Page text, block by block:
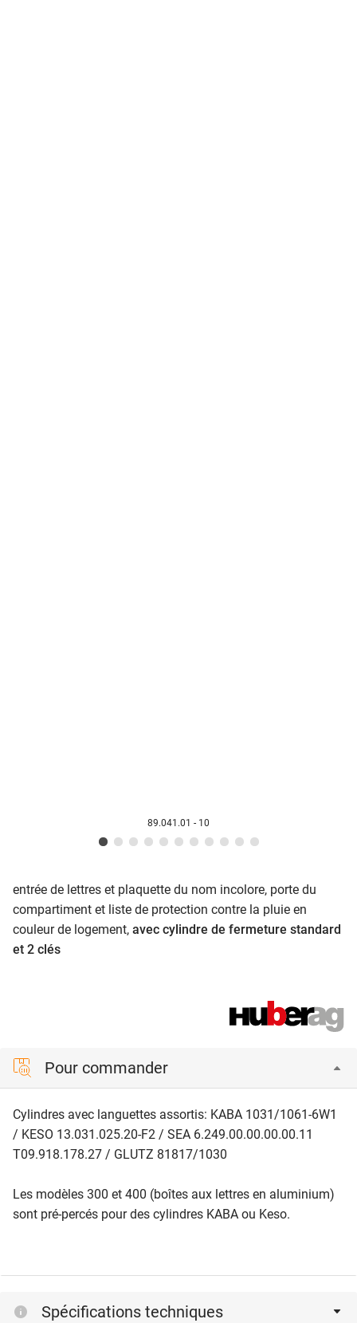
89.041.01 - 10
entrée de lettres et plaquette du nom incolore, porte du
compartiment et liste de protection contre la pluie en
couleur de logement, avec cylindre de fermeture standard
et 2 clés
Pour commander
Cylindres avec languettes assortis: KABA 1031/1061-6W1
/ KESO 13.031.025.20-F2 / SEA 6.249.00.00.00.00.11
T09.918.178.27 / GLUTZ 81817/1030
Les modèles 300 et 400 (boîtes aux lettres en aluminium)
sont pré-percés pour des cylindres KABA ou Keso.
Spécifications techniques